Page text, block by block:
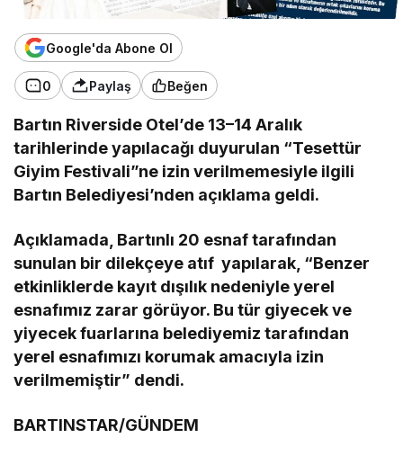
Google'da Abone Ol
0 Paylaş Beğen
Bartın Riverside Otel’de 13–14 Aralık
tarihlerinde yapılacağı duyurulan “Tesettür
Giyim Festivali”ne izin verilmemesiyle ilgili
Bartın Belediyesi’nden açıklama geldi.
Açıklamada, Bartınlı 20 esnaf tarafından
sunulan bir dilekçeye atıf yapılarak, “Benzer
etkinliklerde kayıt dışılık nedeniyle yerel
esnafımız zarar görüyor. Bu tür giyecek ve
yiyecek fuarlarına belediyemiz tarafından
yerel esnafımızı korumak amacıyla izin
verilmemiştir” dendi.
BARTINSTAR/GÜNDEM